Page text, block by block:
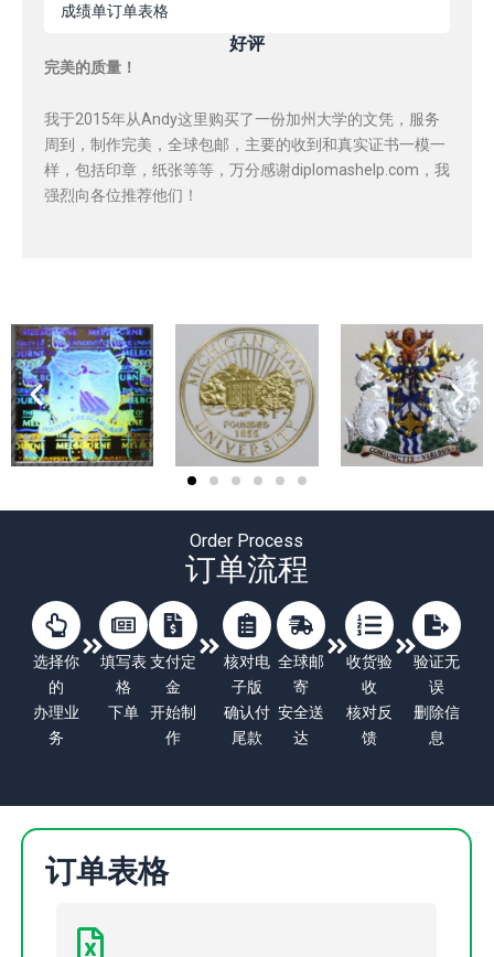
成绩单订单表格
好评
完美的质量！
我于2015年从Andy这里购买了一份加州大学的文凭，服务
周到，制作完美，全球包邮，主要的收到和真实证书一模一
样，包括印章，纸张等等，万分感谢diplomashelp.com，我
强烈向各位推荐他们！
Order Process
订单流程
选择你
的
办理业
务
填写表
格
下单
支付定
金
开始制
作
核对电
子版
确认付
尾款
全球邮
寄
安全送
达
收货验
收
核对反
馈
验证无
误
删除信
息
订单表格